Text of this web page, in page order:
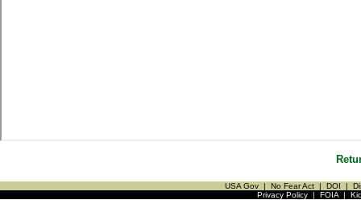
USA Gov | No Fear Act | DOI |
Privacy Policy| FOIA|